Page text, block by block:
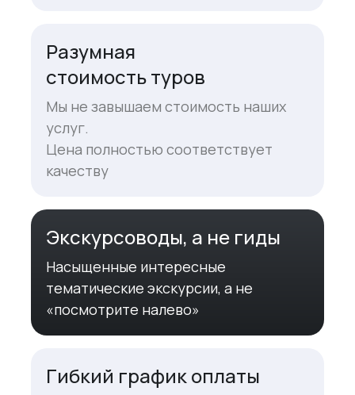
Разумная
стоимость туров
Мы не завышаем стоимость наших
услуг.
Цена полностью соответствует
качеству
Экскурсоводы, а не гиды
Насыщенные интересные
тематические экскурсии, а не
«посмотрите налево»
Гибкий график оплаты